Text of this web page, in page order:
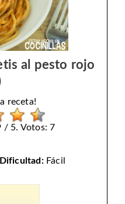
al pesto rojo
receta!
/ 5. Votos: 7
Dificultad:Fácil